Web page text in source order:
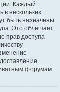
Каждый
в нескольких
быть назначены
Это облегчает
прав доступа
форумам.